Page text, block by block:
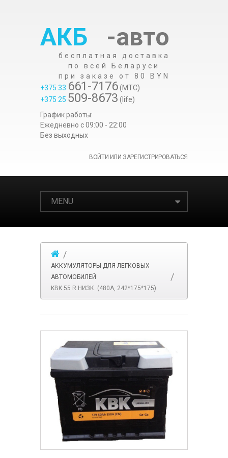
АКБ -авто
бесплатная доставка
по всей Беларуси
при заказе от 80 BYN
+375 33 661-7176(МТС)
+375 25 509-8673 (life)
График работы:
Ежедневно c 09:00 - 22:00
Без выходных
ВОЙТИ ИЛИ ЗАРЕГИСТРИРОВАТЬСЯ
MENU
АККУМУЛЯТОРЫ ДЛЯ ЛЕГКОВЫХ
АВТОМОБИЛЕЙ
KBK 55 R НИЗК. (480A, 242*175*175)